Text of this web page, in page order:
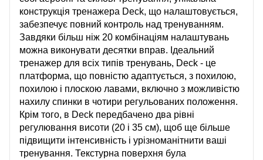
конструкція тренажера Deck, що налаштовується,
забезпечує повний контроль над тренуванням.
Завдяки більш ніж 20 комбінаціям налаштувань
можна виконувати десятки вправ. Ідеальний
тренажер для всіх типів тренувань, Deck - це
платформа, що повністю адаптується, з похилою,
похилою і плоскою лавами, включно з можливістю
нахилу спинки в чотири регульованих положення.
Крім того, в Deck передбачено два рівні
регулювання висоти (20 і 35 см), щоб ще більше
підвищити інтенсивність і урізноманітнити ваші
тренування. Текстурна поверхня була